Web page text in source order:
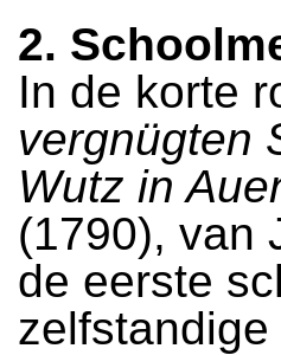
2.
In de korte
vergnügten
Wutz in
(1790), van
de eerste